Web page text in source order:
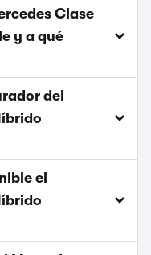
Clase
y a qué
del
el